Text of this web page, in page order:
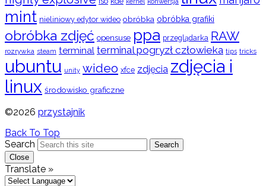
kernel
mint nieliniowy edytor wideo obróbka obróbka grafiki
obróbka zdjęć opensuse ppa przeglądarka RAW
rozrywka steam terminal terminal pogryzł człowieka tips tricks
ubuntu unity wideo xfce zdjęcia zdjęcia i
linux środowisko graficzne
©2026 przystajnik
Back To Top
Search
Search
Close
Translate »